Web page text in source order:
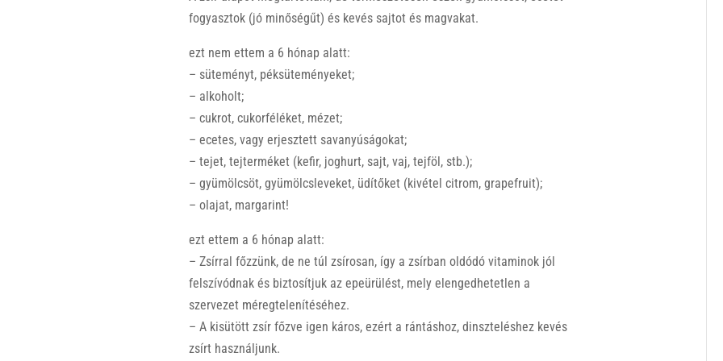
fogyasztok (jó minőségűt) és kevés sajtot és magvakat.
ezt nem ettem a 6 hónap alatt:
– süteményt, péksüteményeket;
– alkoholt;
– cukrot, cukorféléket, mézet;
– ecetes, vagy erjesztett savanyúságokat;
– tejet, tejterméket (kefir, joghurt, sajt, vaj, tejföl, stb.);
– gyümölcsöt, gyümölcsleveket, üdítőket (kivétel citrom, grapefruit);
– olajat, margarint!
ezt ettem a 6 hónap alatt:
– Zsírral főzzünk, de ne túl zsírosan, így a zsírban oldódó vitaminok jól
felszívódnak és biztosítjuk az epeürülést, mely elengedhetetlen a
szervezet méregtelenítéséhez.
– A kisütött zsír főzve igen káros, ezért a rántáshoz, dinszteléshez kevés
zsírt használjunk.